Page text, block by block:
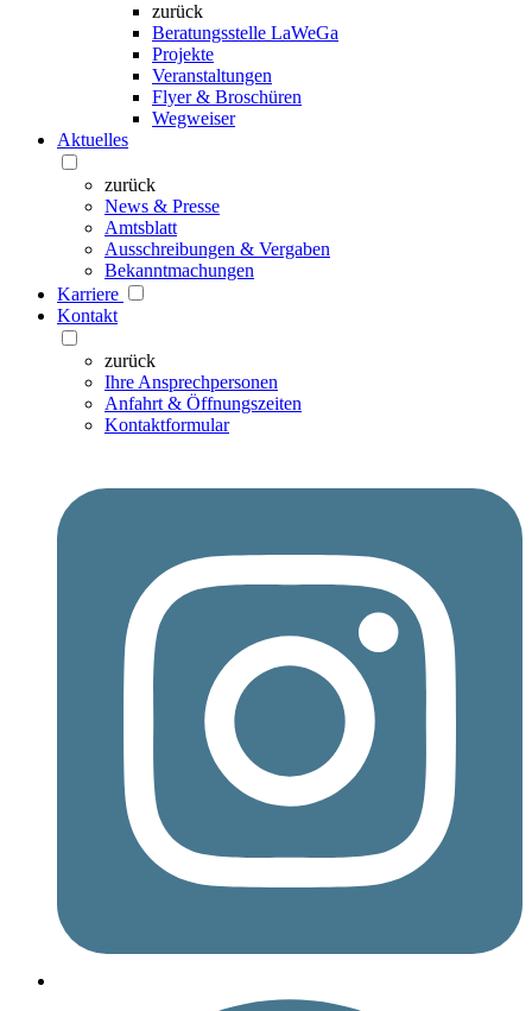
zurück
Beratungsstelle LaWeGa
Projekte
Veranstaltungen
Flyer & Broschüren
Wegweiser
Aktuelles
zurück
News & Presse
Amtsblatt
Ausschreibungen & Vergaben
Bekanntmachungen
Karriere
Kontakt
zurück
Ihre Ansprechpersonen
Anfahrt & Öffnungszeiten
Kontaktformular